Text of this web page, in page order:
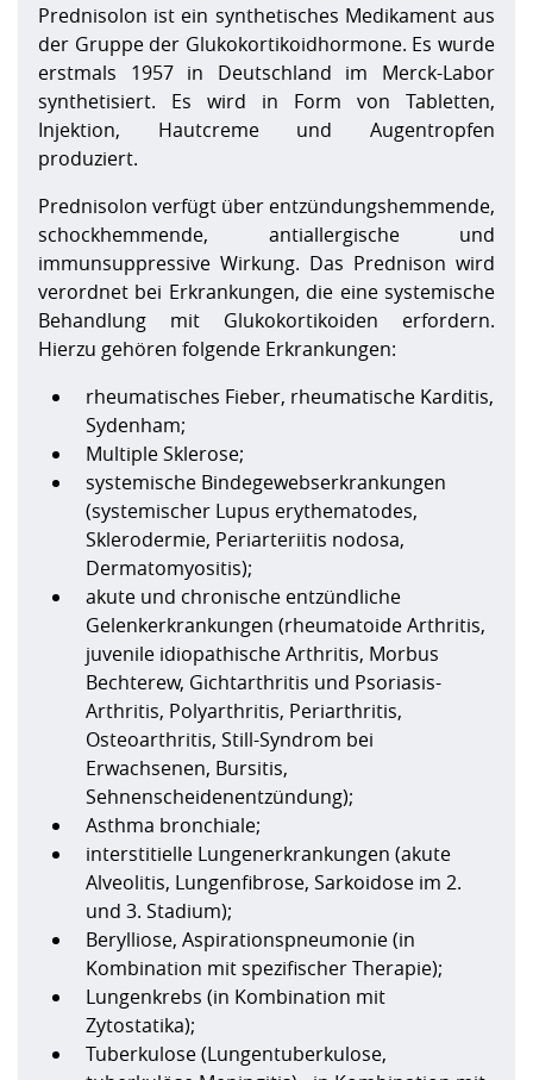
Prednisolon ist ein synthetisches Medikament aus
der Gruppe der Glukokortikoidhormone. Es wurde
erstmals 1957 in Deutschland im Merck-Labor
synthetisiert. Es wird in Form von Tabletten,
Injektion, Hautcreme und Augentropfen
produziert.
Prednisolon verfügt über entzündungshemmende,
schockhemmende, antiallergische und
immunsuppressive Wirkung. Das Prednison wird
verordnet bei Erkrankungen, die eine systemische
Behandlung mit Glukokortikoiden erfordern.
Hierzu gehören folgende Erkrankungen:
rheumatisches Fieber, rheumatische Karditis,
Sydenham;
Multiple Sklerose;
systemische Bindegewebserkrankungen
(systemischer Lupus erythematodes,
Sklerodermie, Periarteriitis nodosa,
Dermatomyositis);
akute und chronische entzündliche
Gelenkerkrankungen (rheumatoide Arthritis,
juvenile idiopathische Arthritis, Morbus
Bechterew, Gichtarthritis und Psoriasis-
Arthritis, Polyarthritis, Periarthritis,
Osteoarthritis, Still-Syndrom bei
Erwachsenen, Bursitis,
Sehnenscheidenentzündung);
Asthma bronchiale;
interstitielle Lungenerkrankungen (akute
Alveolitis, Lungenfibrose, Sarkoidose im 2.
und 3. Stadium);
Berylliose, Aspirationspneumonie (in
Kombination mit spezifischer Therapie);
Lungenkrebs (in Kombination mit
Zytostatika);
Tuberkulose (Lungentuberkulose,